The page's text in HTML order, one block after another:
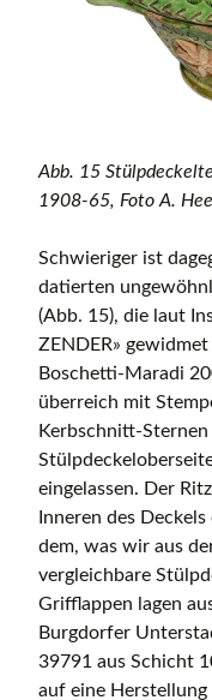
Abb. 15
1908-65, Foto A.
Schwieriger ist
datierten
(Abb. 15), die laut
ZENDER»
Boschetti-Maradi
überreich mit
Kerbschnitt-
eingelassen. Der
Inneren des
dem, was wir aus
vergleichbare
Grifflappen lagen
Burgdorfer
39791 aus Schicht
auf eine